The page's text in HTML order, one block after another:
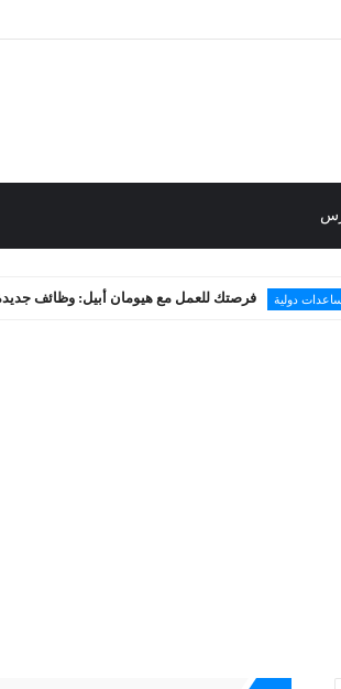
فرصتك للعمل مع هيومان أبيل: وظائف جديدة متاحة الآن !